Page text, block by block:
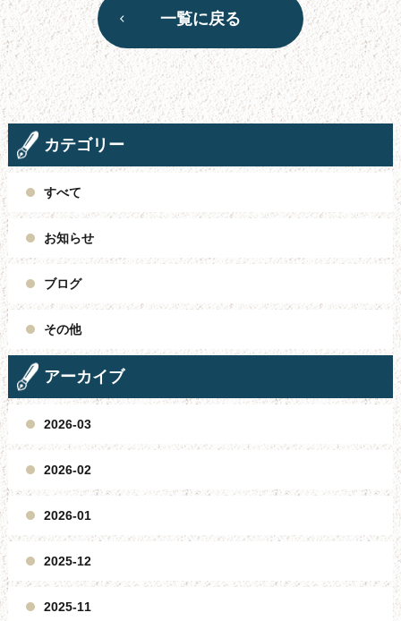
一覧に戻る
カテゴリー
すべて
お知らせ
ブログ
その他
アーカイブ
2026-03
2026-02
2026-01
2025-12
2025-11